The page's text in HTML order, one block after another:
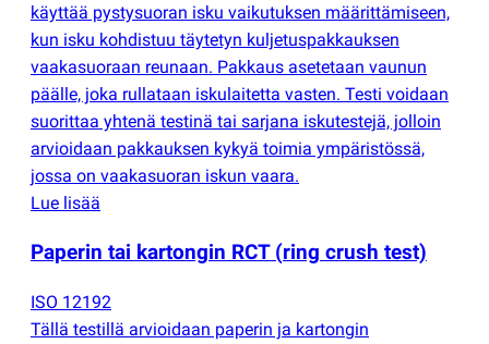
käyttää pystysuoran isku vaikutuksen määrittämiseen,
kun isku kohdistuu täytetyn kuljetuspakkauksen
vaakasuoraan reunaan. Pakkaus asetetaan vaunun
päälle, joka rullataan iskulaitetta vasten. Testi voidaan
suorittaa yhtenä testinä tai sarjana iskutestejä, jolloin
arvioidaan pakkauksen kykyä toimia ympäristössä,
jossa on vaakasuoran iskun vaara.
Lue lisää
Paperin tai kartongin RCT (ring crush test)
ISO 12192
Tällä testillä arvioidaan paperin ja kartongin